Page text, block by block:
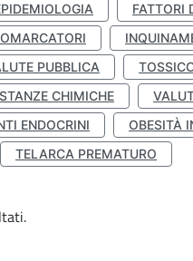
FATTORI
PUBBLICA
CHIMICHE
ENDOCRINI OBESITÀ
TELARCA PREMATURO